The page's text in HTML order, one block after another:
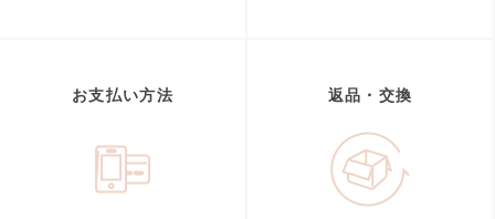
お支払い方法 返品・交換